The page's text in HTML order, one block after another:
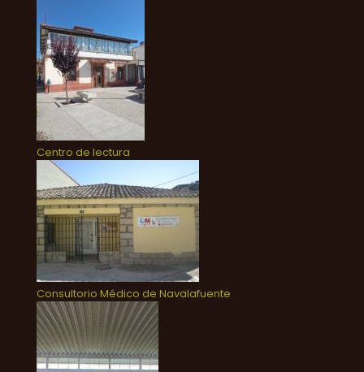
Centro de lectura
Consultorio Médico de Navalafuente